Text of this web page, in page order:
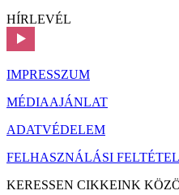
HÍRLEVÉL
IMPRESSZUM
MÉDIAAJÁNLAT
ADATVÉDELEM
FELHASZNÁLÁSI
KERESSEN CIKKEINK